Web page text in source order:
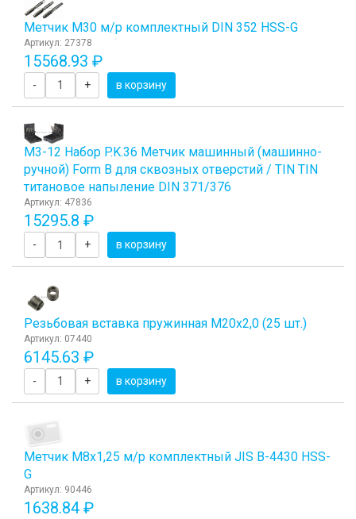
Метчик М30 м/р комплектный DIN 352 HSS-G
Артикул: 27378
15568.93 ₽
- + в корзину
М3-12 Набор P.K.36 Метчик машинный (машинно-
ручной) Form B для сквозных отверстий / TIN TIN
титановое напыление DIN 371/376
Артикул: 47836
15295.8 ₽
- + в корзину
Резьбовая вставка пружинная M20x2,0 (25 шт.)
Артикул: 07440
6145.63 ₽
- + в корзину
Метчик М8x1,25 м/р комплектный JIS B-4430 HSS-
G
Артикул: 90446
1638.84 ₽